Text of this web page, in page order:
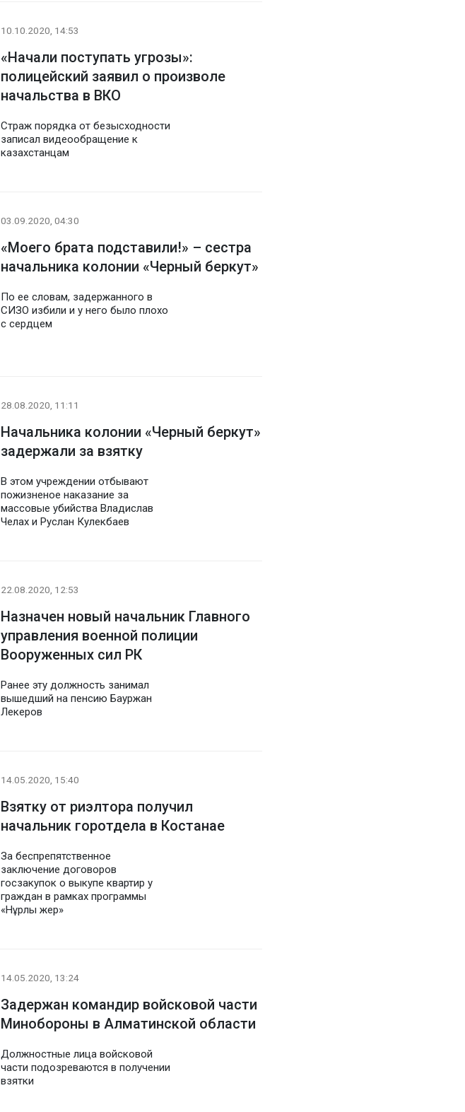
10.10.2020, 14:53
«Начали поступать угрозы»:
полицейский заявил о произволе
начальства в ВКО
Страж порядка от безысходности
записал видеообращение к
казахстанцам
03.09.2020, 04:30
«Моего брата подставили!» – сестра
начальника колонии «Черный беркут»
По ее словам, задержанного в
СИЗО избили и у него было плохо
с сердцем
28.08.2020, 11:11
Начальника колонии «Черный беркут»
задержали за взятку
В этом учреждении отбывают
пожизненое наказание за
массовые убийства Владислав
Челах и Руслан Кулекбаев
22.08.2020, 12:53
Назначен новый начальник Главного
управления военной полиции
Вооруженных сил РК
Ранее эту должность занимал
вышедший на пенсию Бауржан
Лекеров
14.05.2020, 15:40
Взятку от риэлтора получил
начальник горотдела в Костанае
За беспрепятственное
заключение договоров
госзакупок о выкупе квартир у
граждан в рамках программы
«Нұрлы жер»
14.05.2020, 13:24
Задержан командир войсковой части
Минобороны в Алматинской области
Должностные лица войсковой
части подозреваются в получении
взятки